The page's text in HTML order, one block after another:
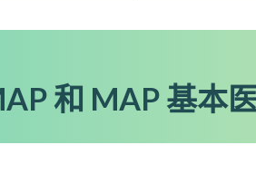
和 MAP 基本